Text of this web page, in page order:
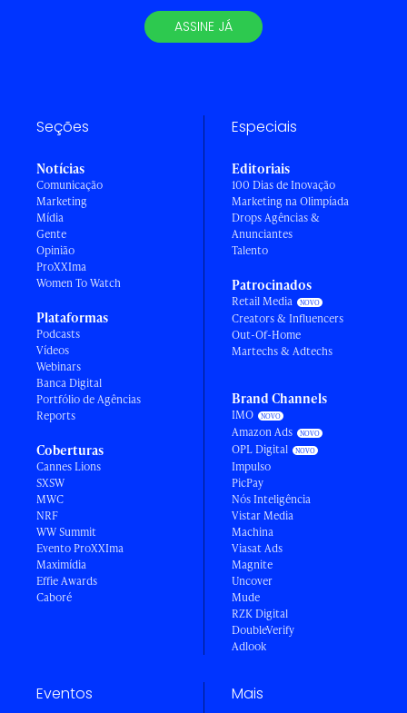
ASSINE JÁ
Seções
Notícias
Comunicação
Marketing
Mídia
Gente
Opinião
ProXXIma
Women To Watch
Plataformas
Podcasts
Vídeos
Webinars
Banca Digital
Portfólio de Agências
Reports
Coberturas
Cannes Lions
SXSW
MWC
NRF
WW Summit
Evento ProXXIma
Maximídia
Effie Awards
Caboré
Especiais
Editoriais
100 Dias de Inovação
Marketing na Olimpíada
Drops Agências &
Anunciantes
Talento
Patrocinados
Retail Media
Creators & Influencers
Out-Of-Home
Martechs & Adtechs
Brand Channels
IMO
Amazon Ads
OPL Digital
Impulso
PicPay
Nós Inteligência
Vistar Media
Machina
Viasat Ads
Magnite
Uncover
Mude
RZK Digital
DoubleVerify
Adlook
Eventos Mais